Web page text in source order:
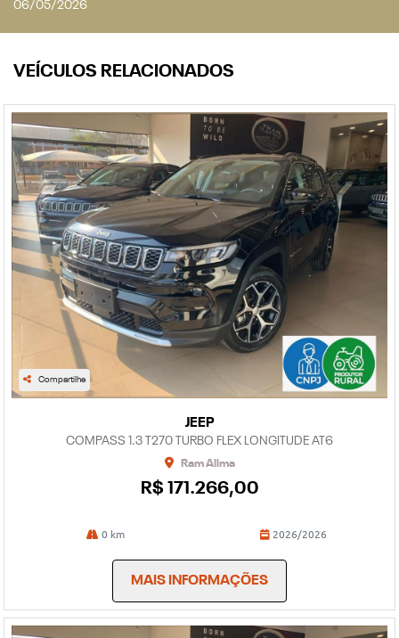
06/05/2026
VEÍCULOS RELACIONADOS
Compartilhe
JEEP
COMPASS 1.3 T270 TURBO FLEX LONGITUDE AT6
Ram Allma
R$ 171.266,00
0 km 2026/2026
MAIS INFORMAÇÕES